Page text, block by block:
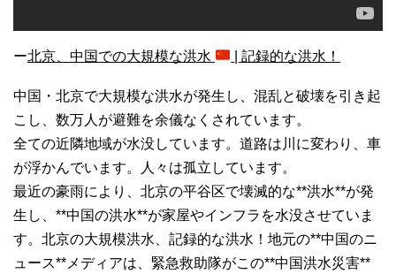
ー北京、中国での大規模な洪水 | 記録的な洪水！
中国・北京で大規模な洪水が発生し、混乱と破壊を引き起
こし、数万人が避難を余儀なくされています。
全ての近隣地域が水没しています。道路は川に変わり、車
が浮かんでいます。人々は孤立しています。
最近の豪雨により、北京の平谷区で壊滅的な**洪水**が発
生し、**中国の洪水**が家屋やインフラを水没させていま
す。北京の大規模洪水、記録的な洪水！地元の**中国のニ
ュース**メディアは、緊急救助隊がこの**中国洪水災害**